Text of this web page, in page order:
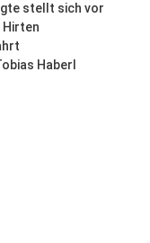
stellt sich vor
Haberl